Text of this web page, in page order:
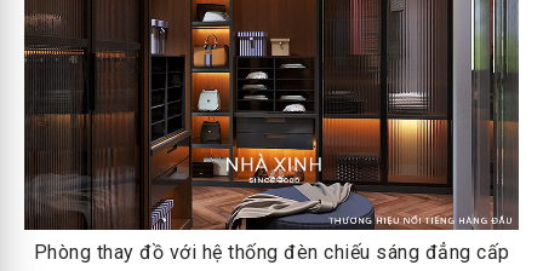
Phòng thay đồ với hệ thống đèn chiếu sáng đẳng cấp